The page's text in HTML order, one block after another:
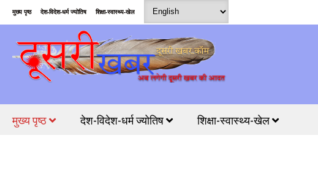
मुख्य पृष्ठ देश-विदेश-धर्म ज्योतिष शिक्षा-स्वास्थ्य-खेल
मुख्य पृष्ठ देश-विदेश-धर्म ज्योतिष शिक्षा-स्वास्थ्य-खेल